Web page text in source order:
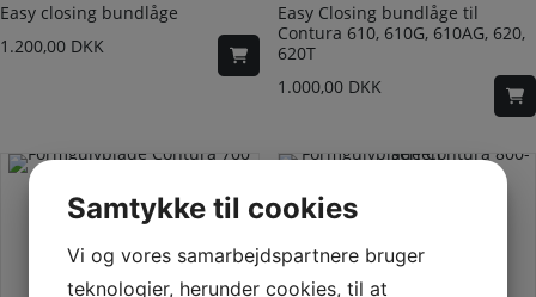
Easy closing bundlåge
1.200,00 DKK
Easy Closing bundlåge til
Contura 610, 610G, 610AG, 620,
620T
1.000,00 DKK
Samtykke til cookies
Vi og vores samarbejdspartnere bruger
teknologier, herunder cookies, til at